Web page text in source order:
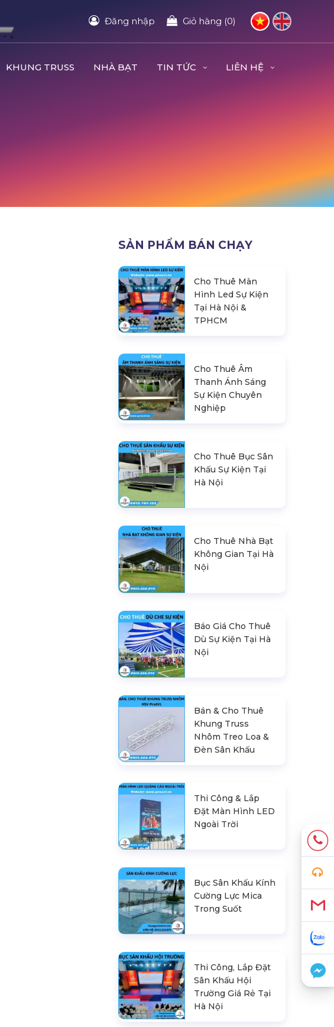
Đăng nhập Giỏ hàng (0)
KHUNG TRUSS NHÀ BẠT TIN TỨC LIÊN HỆ
SẢN PHẨM BÁN CHẠY
Cho Thuê Màn
Hình Led Sự Kiện
Tại Hà Nội &
TPHCM
Cho Thuê Âm
Thanh Ánh Sáng
Sự Kiện Chuyên
Nghiệp
Cho Thuê Bục Sân
Khấu Sự Kiện Tại
Hà Nội
Cho Thuê Nhà Bạt
Không Gian Tại Hà
Nội
Báo Giá Cho Thuê
Dù Sự Kiện Tại Hà
Nội
Bán & Cho Thuê
Khung Truss
Nhôm Treo Loa &
Đèn Sân Khấu
Thi Công & Lắp
Đặt Màn Hình LED
Ngoài Trời
Bục Sân Khấu Kính
Cường Lực Mica
Trong Suốt
Thi Công, Lắp Đặt
Sân Khấu Hội
Trường Giá Rẻ Tại
Hà Nội